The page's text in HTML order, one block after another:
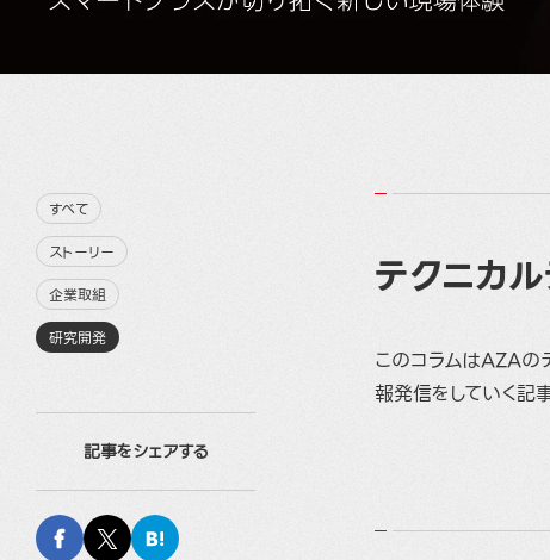
すべて
ストーリー
企業取組
研究開発
記事をシェアする
テクニカ
このコラムはAZAの
報発信をしていく記事